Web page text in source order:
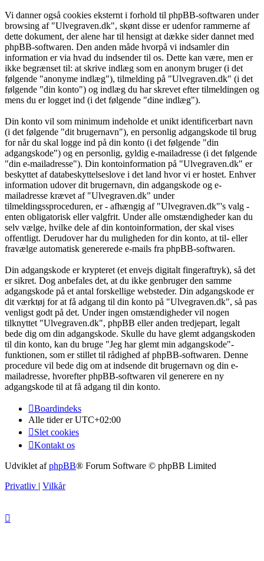
Vi danner også cookies eksternt i forhold til phpBB-softwaren under
browsing af "Ulvegraven.dk", skønt disse er udenfor rammerne af
dette dokument, der alene har til hensigt at dække sider dannet med
phpBB-softwaren. Den anden måde hvorpå vi indsamler din
information er via hvad du indsender til os. Dette kan være, men er
ikke begrænset til: at skrive indlæg som en anonym bruger (i det
følgende "anonyme indlæg"), tilmelding på "Ulvegraven.dk" (i det
følgende "din konto") og indlæg du har skrevet efter tilmeldingen og
mens du er logget ind (i det følgende "dine indlæg").
Din konto vil som minimum indeholde et unikt identificerbart navn
(i det følgende "dit brugernavn"), en personlig adgangskode til brug
for når du skal logge ind på din konto (i det følgende "din
adgangskode") og en personlig, gyldig e-mailadresse (i det følgende
"din e-mailadresse"). Din kontoinformation på "Ulvegraven.dk" er
beskyttet af databeskyttelseslove i det land hvor vi er hostet. Enhver
information udover dit brugernavn, din adgangskode og e-
mailadresse krævet af "Ulvegraven.dk" under
tilmeldingssproceduren, er - afhængig af "Ulvegraven.dk"'s valg -
enten obligatorisk eller valgfrit. Under alle omstændigheder kan du
selv vælge, hvilke dele af din kontoinformation, der skal vises
offentligt. Derudover har du muligheden for din konto, at til- eller
fravælge automatisk genererede e-mails fra phpBB-softwaren.
Din adgangskode er krypteret (et envejs digitalt fingeraftryk), så det
er sikret. Dog anbefales det, at du ikke genbruger den samme
adgangskode på et antal forskellige websteder. Din adgangskode er
dit værktøj for at få adgang til din konto på "Ulvegraven.dk", så pas
venligst godt på det. Under ingen omstændigheder vil nogen
tilknyttet "Ulvegraven.dk", phpBB eller anden tredjepart, legalt
bede dig om din adgangskode. Skulle du have glemt adgangskoden
til din konto, kan du bruge "Jeg har glemt min adgangskode"-
funktionen, som er stillet til rådighed af phpBB-softwaren. Denne
procedure vil bede dig om at indsende dit brugernavn og din e-
mailadresse, hvorefter phpBB-softwaren vil generere en ny
adgangskode til at få adgang til din konto.
Boardindeks
Alle tider erUTC+02:00
Slet cookies
Kontakt os
Udviklet afphpBB® Forum Software © phpBB Limited
Privatliv | Vilkår